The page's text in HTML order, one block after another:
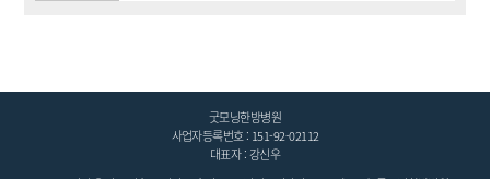
굿모닝한방병원
사업자등록번호 : 151-92-02112
대표자 : 강신우